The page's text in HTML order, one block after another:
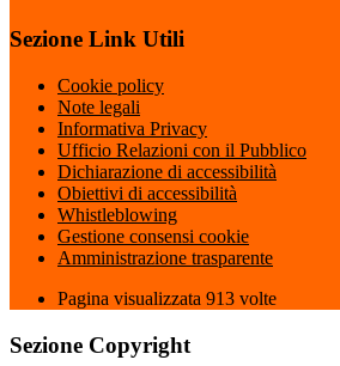
Sezione Link Utili
Cookie policy
Note legali
Informativa Privacy
Ufficio Relazioni con il Pubblico
Dichiarazione di accessibilità
Obiettivi di accessibilità
Whistleblowing
Gestione consensi cookie
Amministrazione trasparente
Pagina visualizzata 913 volte
Sezione Copyright